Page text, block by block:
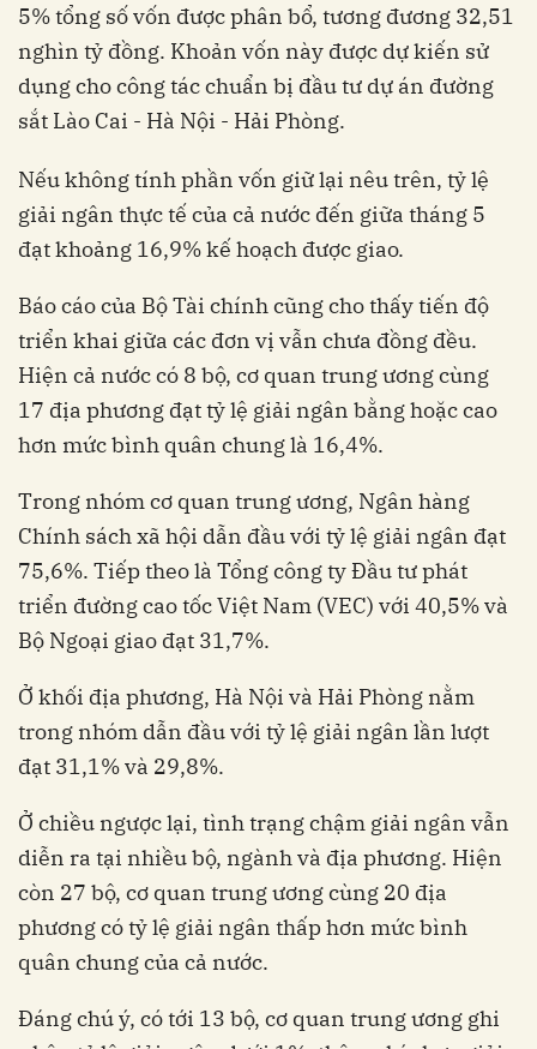
5% tổng số vốn được phân bổ, tương đương 32,51
nghìn tỷ đồng. Khoản vốn này được dự kiến sử
dụng cho công tác chuẩn bị đầu tư dự án đường
sắt Lào Cai - Hà Nội - Hải Phòng.
Nếu không tính phần vốn giữ lại nêu trên, tỷ lệ
giải ngân thực tế của cả nước đến giữa tháng 5
đạt khoảng 16,9% kế hoạch được giao.
Báo cáo của Bộ Tài chính cũng cho thấy tiến độ
triển khai giữa các đơn vị vẫn chưa đồng đều.
Hiện cả nước có 8 bộ, cơ quan trung ương cùng
17 địa phương đạt tỷ lệ giải ngân bằng hoặc cao
hơn mức bình quân chung là 16,4%.
Trong nhóm cơ quan trung ương, Ngân hàng
Chính sách xã hội dẫn đầu với tỷ lệ giải ngân đạt
75,6%. Tiếp theo là Tổng công ty Đầu tư phát
triển đường cao tốc Việt Nam (VEC) với 40,5% và
Bộ Ngoại giao đạt 31,7%.
Ở khối địa phương, Hà Nội và Hải Phòng nằm
trong nhóm dẫn đầu với tỷ lệ giải ngân lần lượt
đạt 31,1% và 29,8%.
Ở chiều ngược lại, tình trạng chậm giải ngân vẫn
diễn ra tại nhiều bộ, ngành và địa phương. Hiện
còn 27 bộ, cơ quan trung ương cùng 20 địa
phương có tỷ lệ giải ngân thấp hơn mức bình
quân chung của cả nước.
Đáng chú ý, có tới 13 bộ, cơ quan trung ương ghi